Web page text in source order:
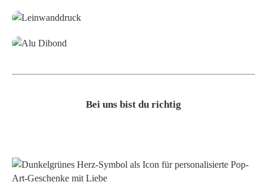
Bei uns bist du richtig